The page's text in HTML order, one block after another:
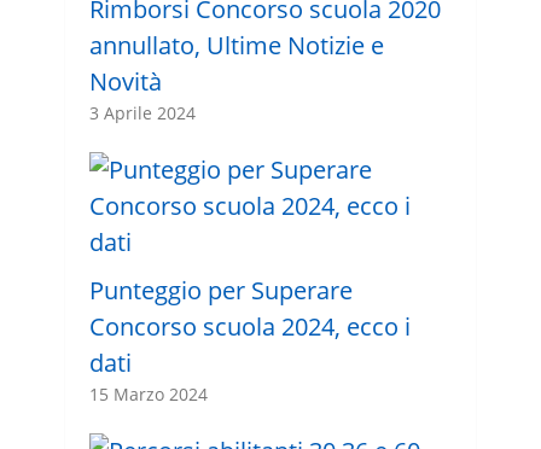
Rimborsi Concorso scuola 2020
annullato, Ultime Notizie e
Novità
3 Aprile 2024
Punteggio per Superare
Concorso scuola 2024, ecco i
dati
15 Marzo 2024